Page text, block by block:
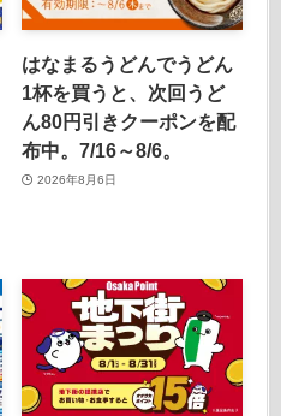
はなまるうどんでうどん
1杯を買うと、次回うど
ん80円引きクーポンを配
布中。7/16～8/6。
2026年8月6日